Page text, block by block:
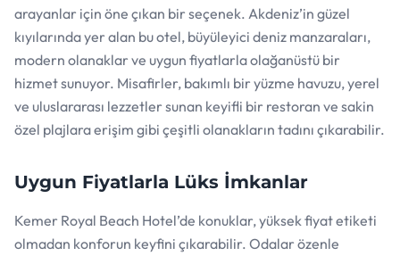
arayanlar için öne çıkan bir seçenek. Akdeniz’in güzel
kıyılarında yer alan bu otel, büyüleyici deniz manzaraları,
modern olanaklar ve uygun fiyatlarla olağanüstü bir
hizmet sunuyor. Misafirler, bakımlı bir yüzme havuzu, yerel
ve uluslararası lezzetler sunan keyifli bir restoran ve sakin
özel plajlara erişim gibi çeşitli olanakların tadını çıkarabilir.
Uygun Fiyatlarla Lüks İmkanlar
Kemer Royal Beach Hotel’de konuklar, yüksek fiyat etiketi
olmadan konforun keyfini çıkarabilir. Odalar özenle